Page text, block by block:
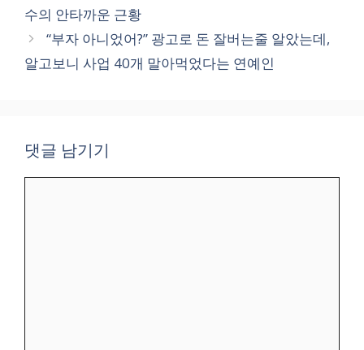
수의 안타까운 근황
“부자 아니었어?” 광고로 돈 잘버는줄 알았는데,
알고보니 사업 40개 말아먹었다는 연예인
댓글 남기기